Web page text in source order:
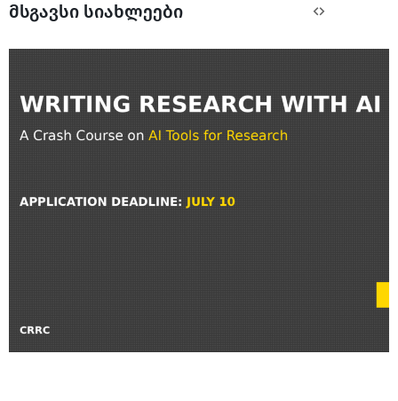
მსგავსი სიახლეები